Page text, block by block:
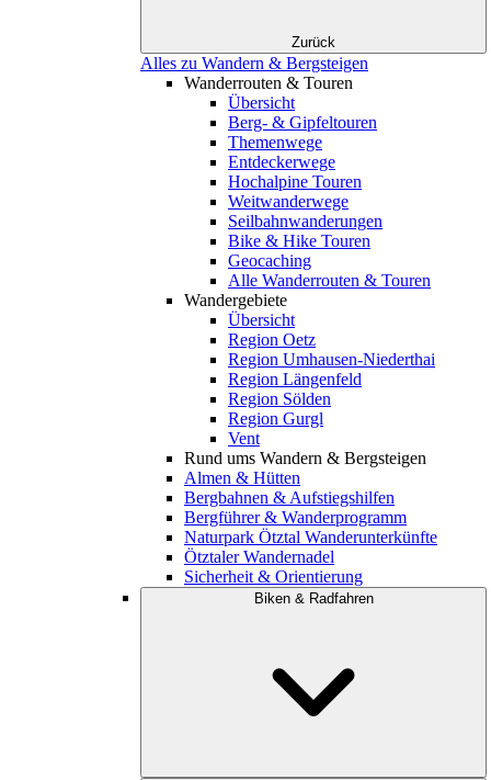
Zurück
Alles zu Wandern & Bergsteigen
Wanderrouten & Touren
Übersicht
Berg- & Gipfeltouren
Themenwege
Entdeckerwege
Hochalpine Touren
Weitwanderwege
Seilbahnwanderungen
Bike & Hike Touren
Geocaching
Alle Wanderrouten & Touren
Wandergebiete
Übersicht
Region Oetz
Region Umhausen-Niederthai
Region Längenfeld
Region Sölden
Region Gurgl
Vent
Rund ums Wandern & Bergsteigen
Almen & Hütten
Bergbahnen & Aufstiegshilfen
Bergführer & Wanderprogramm
Naturpark Ötztal Wanderunterkünfte
Ötztaler Wandernadel
Sicherheit & Orientierung
Biken & Radfahren